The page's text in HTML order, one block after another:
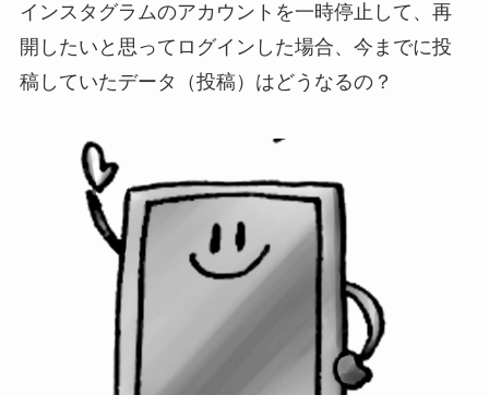
インスタグラムのアカウントを一時停止して、再
開したいと思ってログインした場合、今までに投
稿していたデータ（投稿）はどうなるの？